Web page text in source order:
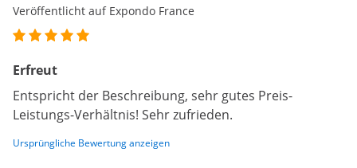
Veröffentlicht auf Expondo France
Erfreut
Entspricht der Beschreibung, sehr gutes Preis-
Leistungs-Verhältnis! Sehr zufrieden.
Ursprüngliche Bewertung anzeigen